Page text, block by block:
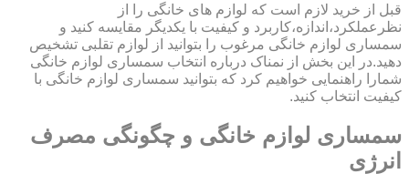
قبل از خرید لازم است که لوازم های خانگی را از
نظرعملکرد،اندازه،کاربرد و کیفیت با یکدیگر مقایسه کنید و
سمساری لوازم خانگی مرغوب را بتوانید از لوازم تقلبی تشخیص
دهید.در این بخش از نمناک درباره انتخاب سمساری لوازم خانگی
شمارا راهنمایی خواهیم کرد که بتوانید سمساری لوازم خانگی با
کیفیت انتخاب کنید.
سمساری لوازم خانگی و چگونگی مصرف
انرژی